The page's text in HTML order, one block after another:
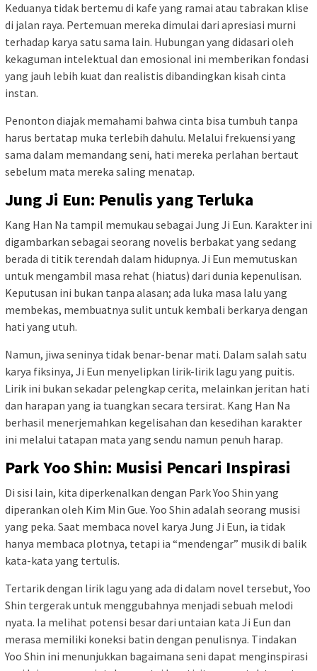
Keduanya tidak bertemu di kafe yang ramai atau tabrakan klise
di jalan raya. Pertemuan mereka dimulai dari apresiasi murni
terhadap karya satu sama lain. Hubungan yang didasari oleh
kekaguman intelektual dan emosional ini memberikan fondasi
yang jauh lebih kuat dan realistis dibandingkan kisah cinta
instan.
Penonton diajak memahami bahwa cinta bisa tumbuh tanpa
harus bertatap muka terlebih dahulu. Melalui frekuensi yang
sama dalam memandang seni, hati mereka perlahan bertaut
sebelum mata mereka saling menatap.
Jung Ji Eun: Penulis yang Terluka
Kang Han Na tampil memukau sebagai Jung Ji Eun. Karakter ini
digambarkan sebagai seorang novelis berbakat yang sedang
berada di titik terendah dalam hidupnya. Ji Eun memutuskan
untuk mengambil masa rehat (hiatus) dari dunia kepenulisan.
Keputusan ini bukan tanpa alasan; ada luka masa lalu yang
membekas, membuatnya sulit untuk kembali berkarya dengan
hati yang utuh.
Namun, jiwa seninya tidak benar-benar mati. Dalam salah satu
karya fiksinya, Ji Eun menyelipkan lirik-lirik lagu yang puitis.
Lirik ini bukan sekadar pelengkap cerita, melainkan jeritan hati
dan harapan yang ia tuangkan secara tersirat. Kang Han Na
berhasil menerjemahkan kegelisahan dan kesedihan karakter
ini melalui tatapan mata yang sendu namun penuh harap.
Park Yoo Shin: Musisi Pencari Inspirasi
Di sisi lain, kita diperkenalkan dengan Park Yoo Shin yang
diperankan oleh Kim Min Gue. Yoo Shin adalah seorang musisi
yang peka. Saat membaca novel karya Jung Ji Eun, ia tidak
hanya membaca plotnya, tetapi ia “mendengar” musik di balik
kata-kata yang tertulis.
Tertarik dengan lirik lagu yang ada di dalam novel tersebut, Yoo
Shin tergerak untuk menggubahnya menjadi sebuah melodi
nyata. Ia melihat potensi besar dari untaian kata Ji Eun dan
merasa memiliki koneksi batin dengan penulisnya. Tindakan
Yoo Shin ini menunjukkan bagaimana seni dapat menginspirasi